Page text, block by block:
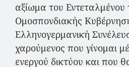
αξίωμα του Εντεταλμένου
Ομοσπονδιακής
Ελληνογερμανική
χαρούμενος που γίνομαι
ενεργού δικτύου και που